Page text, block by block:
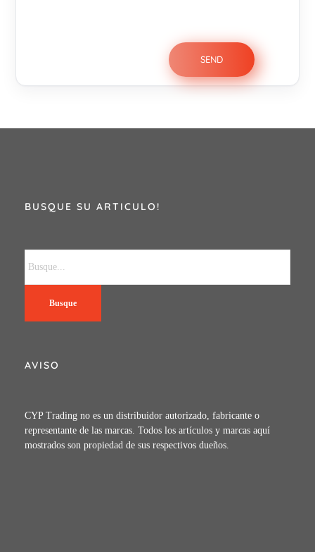
BUSQUE SU ARTICULO!
Busque
AVISO
CYP Trading no es un distribuidor autorizado, fabricante o
representante de las marcas. Todos los artículos y marcas aquí
mostrados son propiedad de sus respectivos dueños.